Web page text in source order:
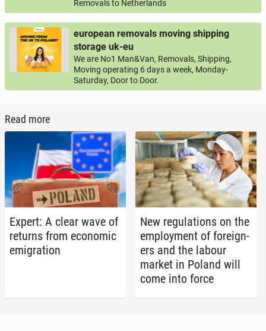
Removals to Netherlands
european removals moving shipping
storage uk-eu
We are No1 Man&Van, Removals, Shipping,
Moving operating 6 days a week, Monday-
Saturday, Door to Door.
Read more
Expert: A clear wave of
returns from eco­nom­ic
em­i­gra­tion
New reg­u­la­tions on the
em­ploy­ment of for­eign­
ers and the labour
market in Poland will
come into force